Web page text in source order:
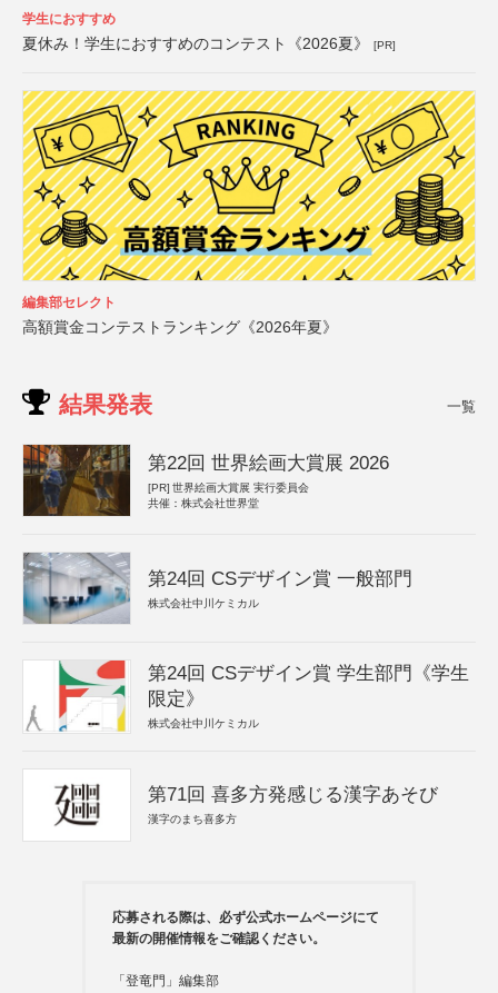
学生におすすめ
夏休み！学生におすすめのコンテスト《2026夏》 [PR]
編集部セレクト
高額賞金コンテストランキング《2026年夏》
結果発表 一覧
第22回 世界絵画大賞展 2026
[PR] 世界絵画大賞展 実行委員会
共催：株式会社世界堂
第24回 CSデザイン賞 一般部門
株式会社中川ケミカル
第24回 CSデザイン賞 学生部門《学生
限定》
株式会社中川ケミカル
第71回 喜多方発感じる漢字あそび
漢字のまち喜多方
応募される際は、必ず公式ホームページにて
最新の開催情報をご確認ください。
「登竜門」編集部